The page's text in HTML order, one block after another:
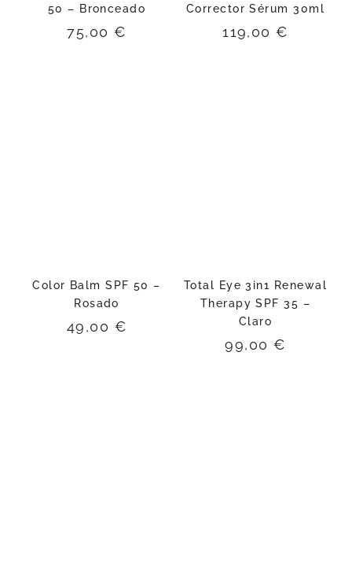
50 – Bronceado
75,00€
Corrector Sérum 30ml
119,00€
Color Balm SPF 50 –
Rosado
49,00 €
Total Eye 3in1 Renewal
Therapy SPF 35 –
Claro
99,00€